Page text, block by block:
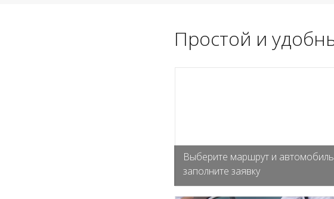
Простой и
Выберите маршрут и
заполните заявку